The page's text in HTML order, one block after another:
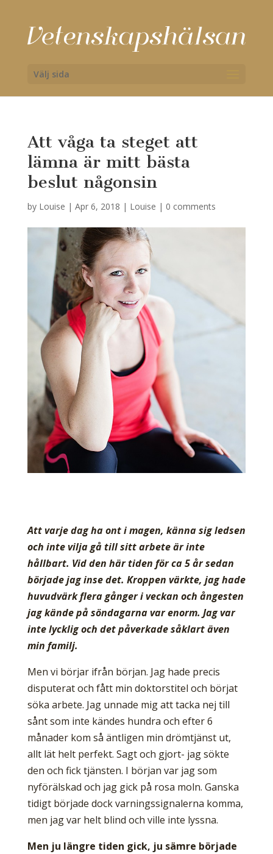
Välj sida
Att våga ta steget att
lämna är mitt bästa
beslut någonsin
by Louise | Apr 6, 2018 | Louise | 0 comments
Att varje dag ha ont i magen, känna sig ledsen
och inte vilja gå till sitt arbete är inte
hållbart. Vid den här tiden för ca 5 år sedan
började jag inse det. Kroppen värkte, jag hade
huvudvärk flera gånger i veckan och ångesten
jag kände på söndagarna var enorm. Jag var
inte lycklig och det påverkade såklart även
min familj.
Men vi börjar ifrån början. Jag hade precis
disputerat och fått min doktorstitel och börjat
söka arbete. Jag unnade mig att tacka nej till
sånt som inte kändes hundra och efter 6
månader kom så äntligen min drömtjänst ut,
allt lät helt perfekt. Sagt och gjort- jag sökte
den och fick tjänsten. I början var jag som
nyförälskad och jag gick på rosa moln. Ganska
tidigt började dock varningssignalerna komma,
men jag var helt blind och ville inte lyssna.
Men ju längre tiden gick, ju sämre började